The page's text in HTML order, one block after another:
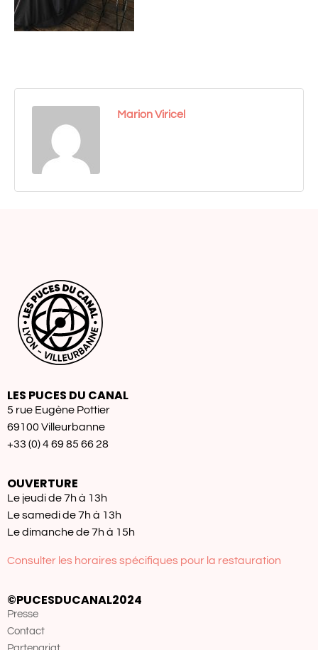
Marion Viricel
LES PUCES DU CANAL
5 rue Eugène Pottier
69100 Villeurbanne
+33 (0) 4 69 85 66 28
OUVERTURE
Le jeudi de 7h à 13h
Le samedi de 7h à 13h
Le dimanche de 7h à 15h
Consulter les horaires spécifiques pour la restauration
©PUCESDUCANAL2024
Presse
Contact